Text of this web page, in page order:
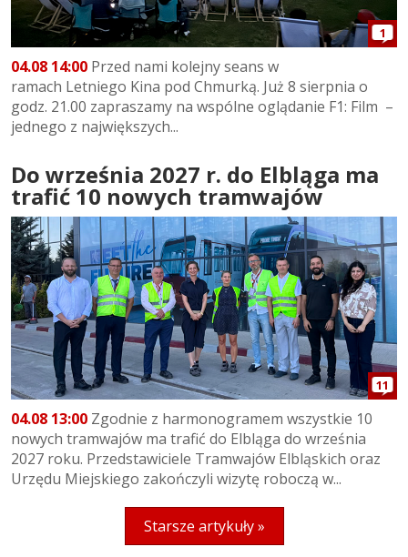
1
04.08 14:00 Przed nami kolejny seans w
ramach Letniego Kina pod Chmurką. Już 8 sierpnia o
godz. 21.00 zapraszamy na wspólne oglądanie F1: Film –
jednego z największych...
Do września 2027 r. do Elbląga ma
trafić 10 nowych tramwajów
11
04.08 13:00 Zgodnie z harmonogramem wszystkie 10
nowych tramwajów ma trafić do Elbląga do września
2027 roku. Przedstawiciele Tramwajów Elbląskich oraz
Urzędu Miejskiego zakończyli wizytę roboczą w...
Starsze artykuły »